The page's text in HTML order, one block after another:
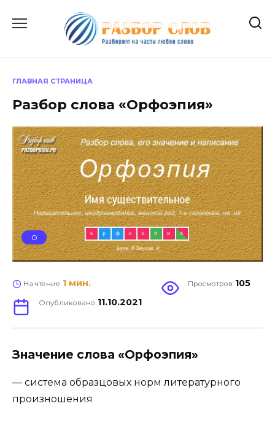
содержанию
ГЛАВНАЯ СТРАНИЦА
Разбор слова «Орфоэпия»
О
На чтение 1 мин. Просмотров 105
Опубликовано 11.10.2021
Значение слова «Орфоэпия»
— система образцовых норм литературного
произношения